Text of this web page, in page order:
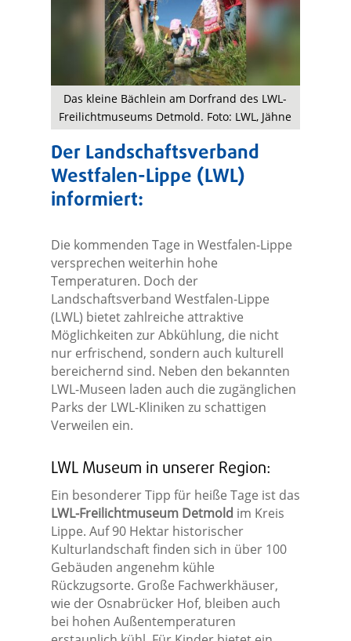
Das kleine Bächlein am Dorfrand des LWL-
Freilichtmuseums Detmold. Foto: LWL, Jähne
Der Landschaftsverband
Westfalen-Lippe (LWL)
informiert:
Die kommenden Tage in Westfalen-Lippe
versprechen weiterhin hohe
Temperaturen. Doch der
Landschaftsverband Westfalen-Lippe
(LWL) bietet zahlreiche attraktive
Möglichkeiten zur Abkühlung, die nicht
nur erfrischend, sondern auch kulturell
bereichernd sind. Neben den bekannten
LWL-Museen laden auch die zugänglichen
Parks der LWL-Kliniken zu schattigen
Verweilen ein.
LWL Museum in unserer Region:
Ein besonderer Tipp für heiße Tage ist das
LWL-Freilichtmuseum Detmold im Kreis
Lippe. Auf 90 Hektar historischer
Kulturlandschaft finden sich in über 100
Gebäuden angenehm kühle
Rückzugsorte. Große Fachwerkhäuser,
wie der Osnabrücker Hof, bleiben auch
bei hohen Außentemperaturen